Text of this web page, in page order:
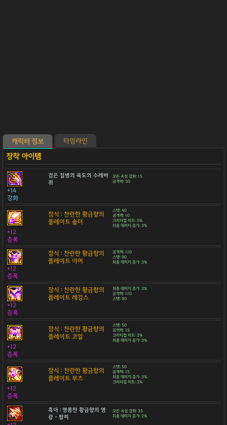
캐릭터 정보 타임라인
검은 질병의 육도의 수레바
퀴
모든 속성 강화: 15
공격력: 30
+14
강화
잠식 : 찬란한 황금향의
플레이트 숄더
스탯: 40
공격력: 10
크리티컬 히트: 5%
최종 데미지 증가: 3%
+12
증폭
잠식 : 찬란한 황금향의
플레이트 아머
공격력: 110
스탯: 90
최종 데미지 증가: 3%
+12
증폭
잠식 : 찬란한 황금향의
플레이트 레깅스
최종 데미지 증가: 3%
공격력: 110
스탯: 90
+12
증폭
잠식 : 찬란한 황금향의
플레이트 코일
스탯: 50
공격력: 15
크리티컬 히트: 3%
최종 데미지 증가: 3%
+12
증폭
잠식 : 찬란한 황금향의
플레이트 부츠
스탯: 50
공격력: 15
최종 데미지 증가: 3%
크리티컬 히트: 3%
+12
증폭
흑아 : 영롱한 황금향의 영
광 - 팔찌
모든 속성 강화: 35
최종 데미지 증가: 2%